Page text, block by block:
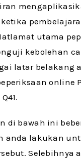
utama
kebolehan
latar belakang
online
di bawah ini
anda lakukan
Selebihnya